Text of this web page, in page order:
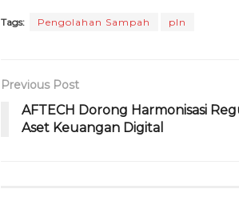
c
b
o
o
it
r
a
p
p
e
m
re
s
Tags: Pengolahan Sampah pln
Previous Post
AFTECH Dorong Harmonisasi
Aset Keuangan Digital